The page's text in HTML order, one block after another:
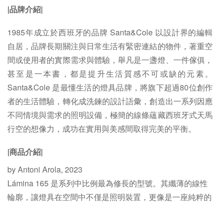
|品牌介紹|
1985年成立於西班牙的品牌 Santa&Cole 以設計界的編輯
自居，品牌長期關注與日常生活有緊密連結的物件，著重空
間或使用者的實際需求與體驗，舉凡是一盞燈、一件傢俱，
甚至是一本書，都是提升生活質感不可或缺的元素。
Santa&Cole 是最懂生活的燈具品牌，將旗下超過80位創作
者的生活體驗，轉化成洗鍊的設計語彙，創造出一系列因應
不同情境與需求的照明設備，極簡的線條蘊藏西班牙式天馬
行空的想像力，成功在實用與美感間取得完美的平衡。
|商品介紹|
by Antoni Arola, 2023
Lámina 165 是系列中比例最為修長的型號。其纖薄的線性
輪廓，讓燈具在空間中不僅是照明裝置，更像是一座純粹的